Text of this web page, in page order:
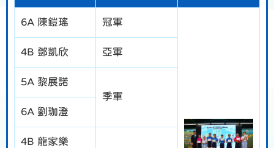
6A 陳鎧瑤 冠軍
4B 鄧凱欣 亞軍
5A 黎展諾
季軍
6A 劉珈澄
4B 龍家樂